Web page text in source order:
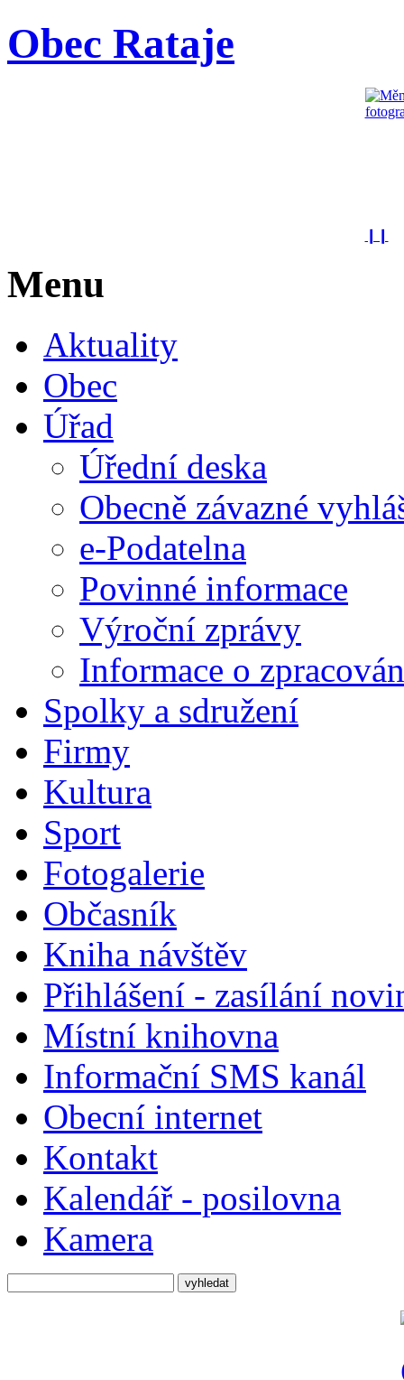
Obec Rataje
Menu
Aktuality
Obec
Úřad
Úřední deska
Obecně závazné
e-Podatelna
Povinné informace
Výroční zprávy
Informace o
Spolky a sdružení
Firmy
Kultura
Sport
Fotogalerie
Občasník
Kniha návštěv
Přihlášení - zasílání
Místní knihovna
Informační SMS kanál
Obecní internet
Kontakt
Kalendář - posilovna
Kamera